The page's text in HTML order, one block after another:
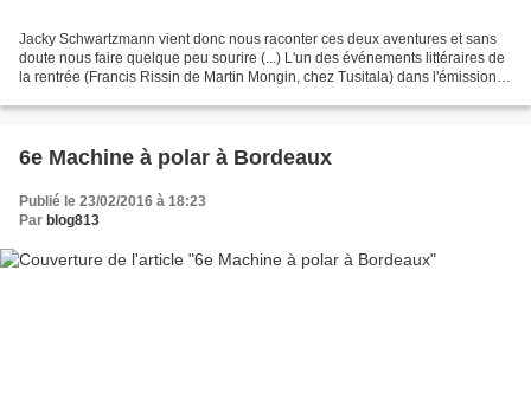
Jacky Schwartzmann vient donc nous raconter ces deux aventures et sans
doute nous faire quelque peu sourire (...) L'un des événements littéraires de
la rentrée (Francis Rissin de Martin Mongin, chez Tusitala) dans l'émission
6e Machine à polar à Bordeaux
Publié le 23/02/2016 à 18:23
Par blog813